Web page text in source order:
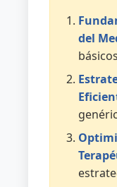
de
de
a
del